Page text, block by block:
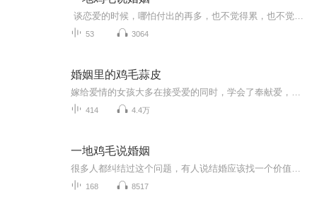
53 3064
婚姻里的鸡毛蒜皮
414 4.4万
一地鸡毛说婚姻
168 8517